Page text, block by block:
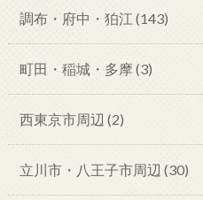
調布・府中・狛江 (143)
町田・稲城・多摩(3)
西東京市周辺 (2)
立川市・八王子市周辺 (30)